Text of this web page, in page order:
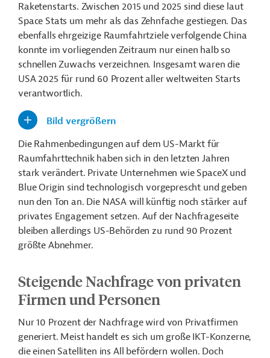
Raketenstarts. Zwischen 2015 und 2025 sind diese laut
Space Stats um mehr als das Zehnfache gestiegen. Das
ebenfalls ehrgeizige Raumfahrtziele verfolgende China
konnte im vorliegenden Zeitraum nur einen halb so
schnellen Zuwachs verzeichnen. Insgesamt waren die
USA 2025 für rund 60 Prozent aller weltweiten Starts
verantwortlich.
Bild vergrößern
Die Rahmenbedingungen auf dem US-Markt für
Raumfahrttechnik haben sich in den letzten Jahren
stark verändert. Private Unternehmen wie SpaceX und
Blue Origin sind technologisch vorgeprescht und geben
nun den Ton an. Die NASA will künftig noch stärker auf
privates Engagement setzen. Auf der Nachfrageseite
bleiben allerdings US-Behörden zu rund 90 Prozent
größte Abnehmer.
Steigende Nachfrage von privaten
Firmen und Personen
Nur 10 Prozent der Nachfrage wird von Privatfirmen
generiert. Meist handelt es sich um große IKT-Konzerne,
die einen Satelliten ins All befördern wollen. Doch